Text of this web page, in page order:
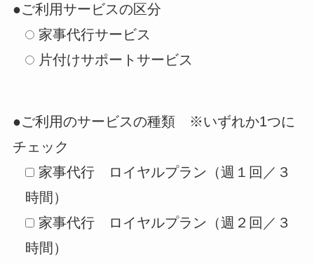
●ご利用サービスの区分
家事代行サービス
片付けサポートサービス
●ご利用のサービスの種類 ※いずれか1つに
チェック
家事代行 ロイヤルプラン（週１回／３
時間）
家事代行 ロイヤルプラン（週２回／３
時間）